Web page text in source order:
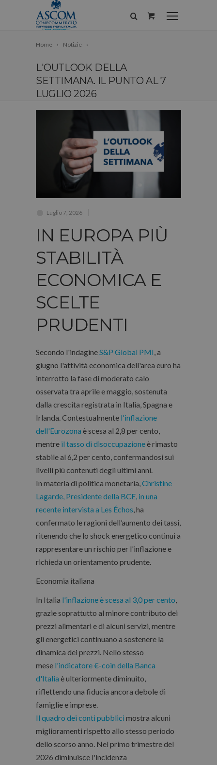
Home Notizie
L'OUTLOOK DELLA
SETTIMANA. IL PUNTO AL 7
LUGLIO 2026
Luglio 7, 2026
IN EUROPA PIÙ
STABILITÀ
ECONOMICA E
SCELTE
PRUDENTI
Secondo l'indagineS&P Global PMI, a
giugno l'attività economica dell'area euro ha
interrotto la fase di moderato calo
osservata tra aprile e maggio, sostenuta
dalla crescita registrata in Italia, Spagna e
Irlanda. Contestualmente l'inflazione
dell'Eurozona è scesa al 2,8 per cento,
mentre il tasso di disoccupazioneè rimasto
stabile al 6,2 per cento, confermandosi sui
livelli più contenuti degli ultimi anni.
In materia di politica monetaria,Christine
Lagarde, Presidente della BCE, in una
recente intervista a Les Échos, ha
confermato le ragioni dell’aumento dei tassi,
ritenendo che lo shock energetico continui a
rappresentare un rischio per l'inflazione e
richieda un orientamento prudente.
Economia italiana
In Italia l'inflazione è scesa al 3,0 per cento,
grazie soprattutto al minore contributo dei
prezzi alimentari e di alcuni servizi, mentre
gli energetici continuano a sostenere la
dinamica dei prezzi. Nello stesso
mese l'indicatore €-coin della Banca
d'Italia è ulteriormente diminuito,
riflettendo una fiducia ancora debole di
famiglie e imprese.
Il quadro dei conti pubblici mostra alcuni
miglioramenti rispetto allo stesso periodo
dello scorso anno. Nel primo trimestre del
2026 diminuisce l'incidenza